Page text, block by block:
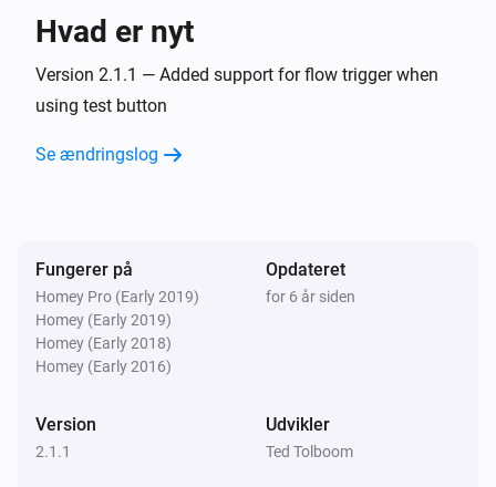
CO Sensor NM-CO-10X-INT
CO-alarmen er på
Røgalarmen er tændt
Hvad er nyt
Version 2.1.1 — Added support for flow trigger when
using test button
Se ændringslog
Fungerer på
Homey Pro (Early 2019)
Homey (Early 2019)
Homey (Early 2018)
Homey (Early 2016)
Opdateret
for 6 år siden
Version
2.1.1
Udvikler
Ted Tolboom